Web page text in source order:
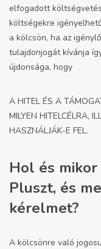
elfogadott
költségekre
a kölcsön, ha az
tulajdonjogát kívánja
újdonsága, hogy
A HITEL ÉS A
MILYEN HITELCÉLRA,
HASZNÁLJÁK-E FEL.
Hol és
Pluszt, és
kérelmet?
A kölcsönre való